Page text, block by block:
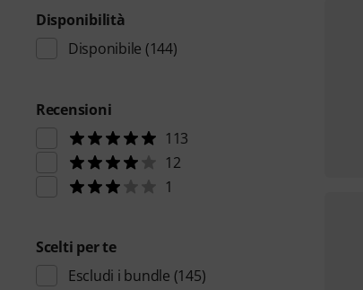
Disponibilità
Disponibile (144)
Recensioni
113
12
1
Scelti per te
Escludi i bundle (145)